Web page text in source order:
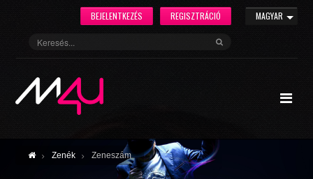
MAGYAR
REGISZTRÁCIÓ
BEJELENTKEZÉS
Zenék Zeneszám